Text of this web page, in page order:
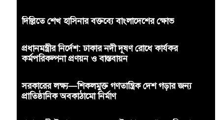
দিল্লিতে শেখ হাসিনার বক্তব্যে বাংলাদেশের ক্ষোভ
প্রধানমন্ত্রীর নির্দেশ: ঢাকার নদী দূষণ রোধে কার্যকর
কর্মপরিকল্পনা প্রণয়ন ও বাস্তবায়ন
সরকারের লক্ষ্য—শিকলমুক্ত গণতান্ত্রিক দেশ গড়ার জন্য
প্রাতিষ্ঠানিক অবকাঠামো নির্মাণ